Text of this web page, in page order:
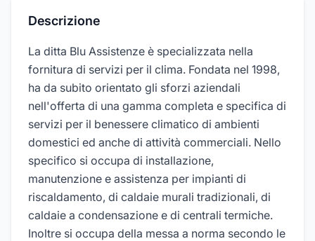
Descrizione
La ditta Blu Assistenze è specializzata nella
fornitura di servizi per il clima. Fondata nel 1998,
ha da subito orientato gli sforzi aziendali
nell'offerta di una gamma completa e specifica di
servizi per il benessere climatico di ambienti
domestici ed anche di attività commerciali. Nello
specifico si occupa di installazione,
manutenzione e assistenza per impianti di
riscaldamento, di caldaie murali tradizionali, di
caldaie a condensazione e di centrali termiche.
Inoltre si occupa della messa a norma secondo le